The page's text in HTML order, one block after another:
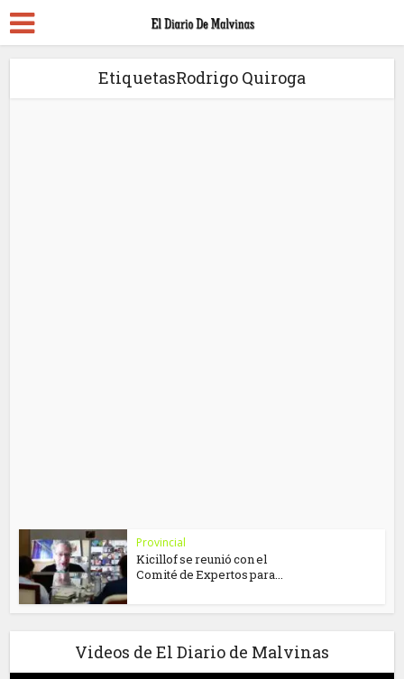
EtiquetasRodrigo Quiroga
Provincial
Kicillof se reunió con el
Comité de Expertos para...
Videos de El Diario de Malvinas